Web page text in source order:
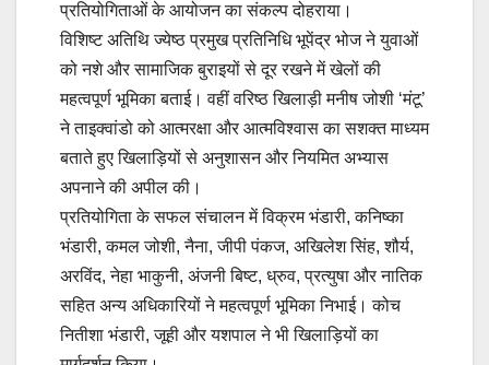
प्रतियोगिताओं के आयोजन का संकल्प दोहराया।
विशिष्ट अतिथि ज्येष्ठ प्रमुख प्रतिनिधि भूपेंद्र भोज ने युवाओं
को नशे और सामाजिक बुराइयों से दूर रखने में खेलों की
महत्वपूर्ण भूमिका बताई। वहीं वरिष्ठ खिलाड़ी मनीष जोशी ‘मंटू’
ने ताइक्वांडो को आत्मरक्षा और आत्मविश्वास का सशक्त माध्यम
बताते हुए खिलाड़ियों से अनुशासन और नियमित अभ्यास
अपनाने की अपील की।
प्रतियोगिता के सफल संचालन में विक्रम भंडारी, कनिष्का
भंडारी, कमल जोशी, नैना, जीपी पंकज, अखिलेश सिंह, शौर्य,
अरविंद, नेहा भाकुनी, अंजनी बिष्ट, ध्रुव, प्रत्युषा और नातिक
सहित अन्य अधिकारियों ने महत्वपूर्ण भूमिका निभाई। कोच
नितीशा भंडारी, जूही और यशपाल ने भी खिलाड़ियों का